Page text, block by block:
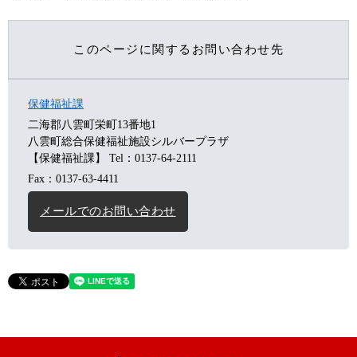
このページに関するお問い合わせ先
保健福祉課
二海郡八雲町栄町13番地1
八雲町総合保健福祉施設シルバープラザ
【保健福祉課】
Tel：0137-64-2111
Fax：0137-63-4411
メールでのお問い合わせ